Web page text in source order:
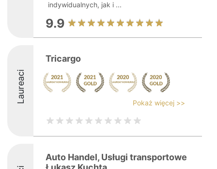
indywidualnych, jak i ...
9.9
Laureaci
Tricargo
Pokaż więcej >>
Auto Handel, Usługi transportowe